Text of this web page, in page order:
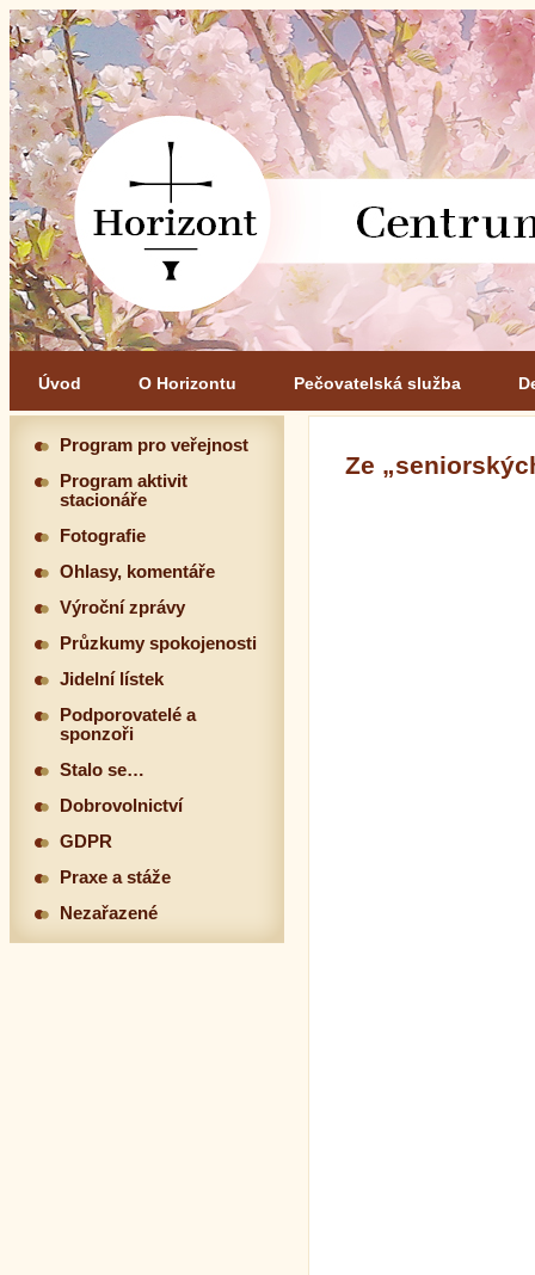
Úvod O Horizontu Pečovatelská služba
Ze
Program pro veřejnost
Program aktivit
stacionáře
Fotografie
Ohlasy, komentáře
Výroční zprávy
Průzkumy spokojenosti
Jidelní lístek
Podporovatelé a
sponzoři
Stalo se…
Dobrovolnictví
GDPR
Praxe a stáže
Nezařazené